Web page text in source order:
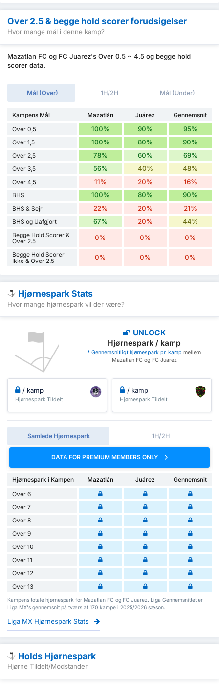
Over 2.5 & begge hold scorer forudsigelser
Hvor mange mål i denne kamp?
Mazatlan FC og FC Juarez's Over 0.5 ~ 4.5 og begge hold
scorer data.
Mål (Over) 1H/2H Mål (Under)
Kampens Mål Mazatlán Juárez
Gennemsnit
Over 0,5
100% 90% 95%
Over 1,5 100% 80% 90%
Over 2,5 78% 60% 69%
Over 3,5 56% 40% 48%
Over 4,5 11% 20% 16%
BHS 100% 80% 90%
BHS & Sejr 22% 20% 21%
BHS og Uafgjort 67% 20% 44%
Begge Hold Scorer &
Over 2.5
0% 0% 0%
Begge Hold Scorer
Ikke & Over 2.5
0% 0% 0%
Hjørnespark Stats
Hvor mange hjørnespark vil der være?
UNLOCK
Hjørnespark / kamp
* Gennemsnitligt hjørnespark pr. kamp mellem
Mazatlan FC og FC Juarez
/ kamp
Hjørnespark Tildelt
/ kamp
Hjørnespark Tildelt
Samlede Hjørnespark 1H/2H
DATA FOR PREMIUM MEMBERS ONLY
Hjørnespark i Kampen Mazatlán Juárez
Gennemsnit
Over 6
Over 7
Over 8
Over 9
Over 10
Over 11
Over 12
Over 13
Kampens totale hjørnespark for Mazatlan FC og FC Juarez. Liga Gennemsnittet er
Liga MX's gennemsnit på tværs af 170 kampe i 2025/2026 sæson.
Liga MX Hjørnespark Stats
Holds Hjørnespark
Hjørne Tildelt/Modstander